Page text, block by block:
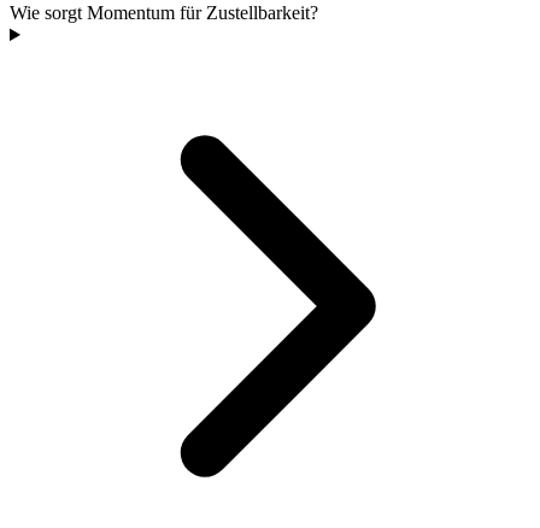
Wie sorgt Momentum für Zustellbarkeit?